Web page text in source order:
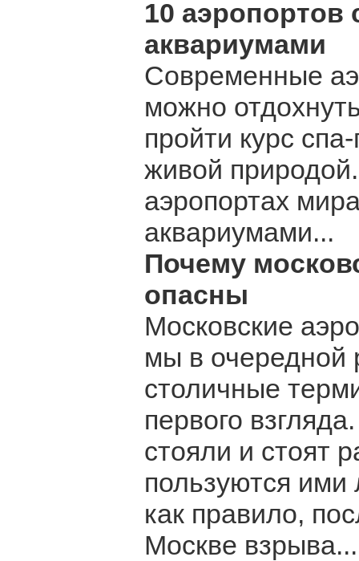
10
аквариумами
Современные
можно
пройти курс
живой
аэропортах
аквариумами...
Почему
опасны
Московские
мы в очередной
столичные
первого
стояли и стоят
пользуются
как правило,
Москве взрыва...